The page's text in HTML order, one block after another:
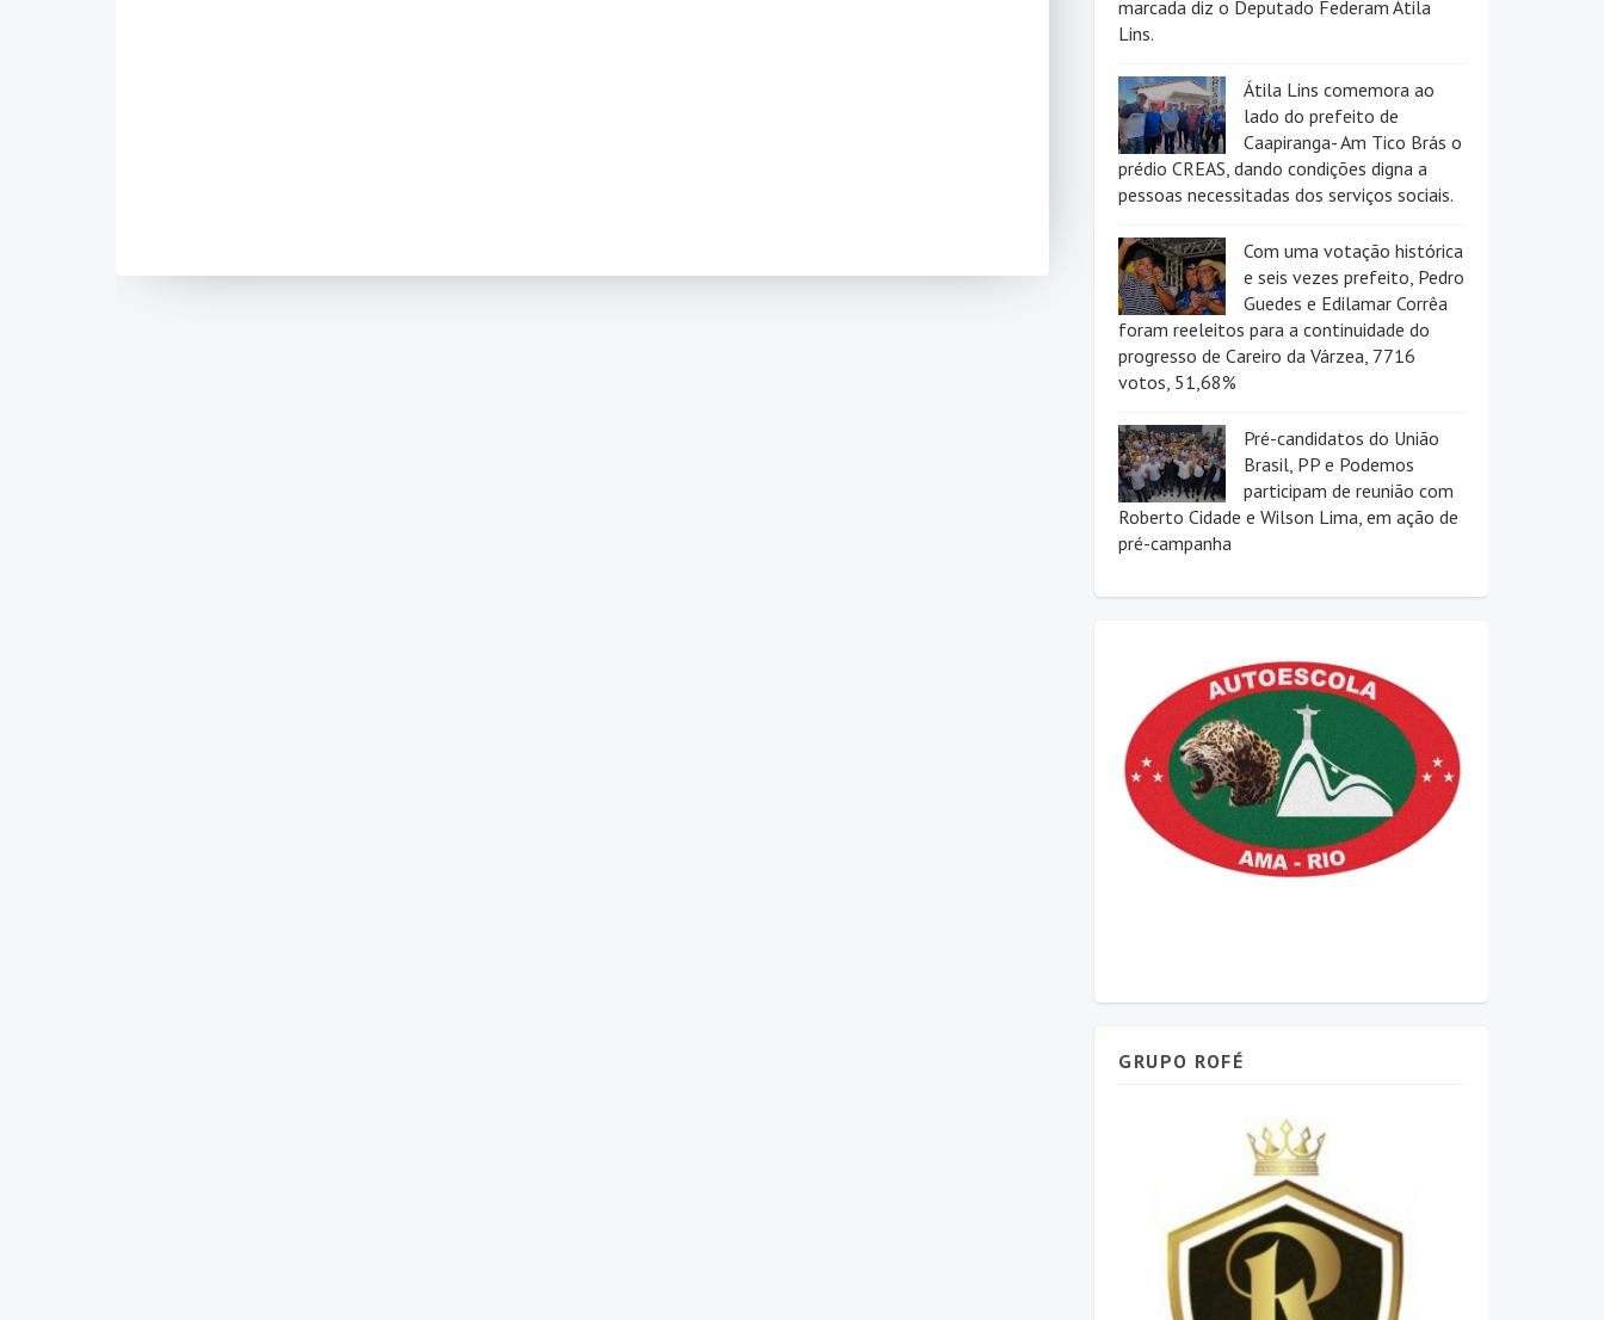
marcada diz o Deputado Federam Átila
Lins.
Átila Lins comemora ao
lado do prefeito de
Caapiranga- Am Tico Brás o
prédio CREAS, dando condições digna a
pessoas necessitadas dos serviços sociais.
Com uma votação histórica
e seis vezes prefeito, Pedro
Guedes e Edilamar Corrêa
foram reeleitos para a continuidade do
progresso de Careiro da Várzea, 7716
votos, 51,68%
Pré-candidatos do União
Brasil, PP e Podemos
participam de reunião com
Roberto Cidade e Wilson Lima, em ação de
pré-campanha
GRUPO ROFÉ